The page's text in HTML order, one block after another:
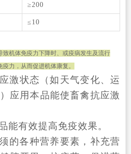
≥ 200
≤ 10
致机体免疫力下降时、或疫病发生及流行
力，从而促进机体康复。
激状态（如天气变化、运
应用本品能使畜禽抗应激
能有效提高免疫效果。
的各种营养要素，补充营